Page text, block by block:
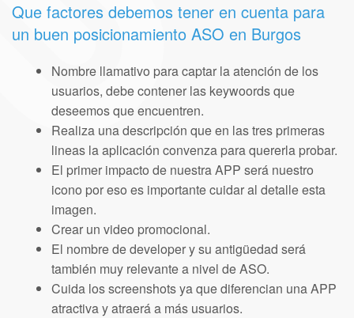
Que factores debemos tener en cuenta para
un buen posicionamiento ASO en Burgos
Nombre llamativo para captar la atención de los
usuarios, debe contener las keywoords que
deseemos que encuentren.
Realiza una descripción que en las tres primeras
lineas la aplicación convenza para quererla probar.
El primer impacto de nuestra APP será nuestro
icono por eso es importante cuidar al detalle esta
imagen.
Crear un video promocional.
El nombre de developer y su antigüedad será
también muy relevante a nivel de ASO.
Cuida los screenshots ya que diferencian una APP
atractiva y atraerá a más usuarios.